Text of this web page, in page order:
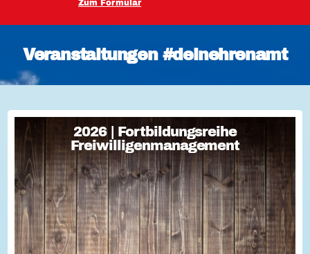
Zum Formular
Veranstaltungen #deinehrenamt
2026 | Fortbildungsreihe
Freiwilligenmanagement
2026 | Fortbildungsreihe
Freiwilligenmanagement
Freiwilligenmanagement Kompakt Strategisches
Freiwilligenmanagement und praktische Umsetzung Im Fokus
Teil 1 Für Engagement begeistern: Freiwillige gewinnen Im
Fokus Teil 2 Eine Frage der H...